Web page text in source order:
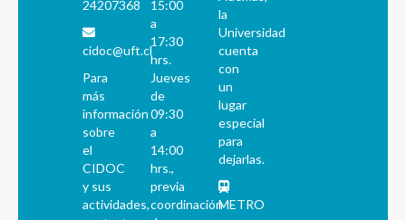
24207368
cidoc@uft.cl
Para
más
información
sobre
el
CIDOC
y sus
actividades,
15:00
a
17:30
hrs.
Jueves
de
09:30
a
14:00
hrs.,
previa
coordinación
la
Universidad
cuenta
con
un
lugar
especial
para
dejarlas.
METRO